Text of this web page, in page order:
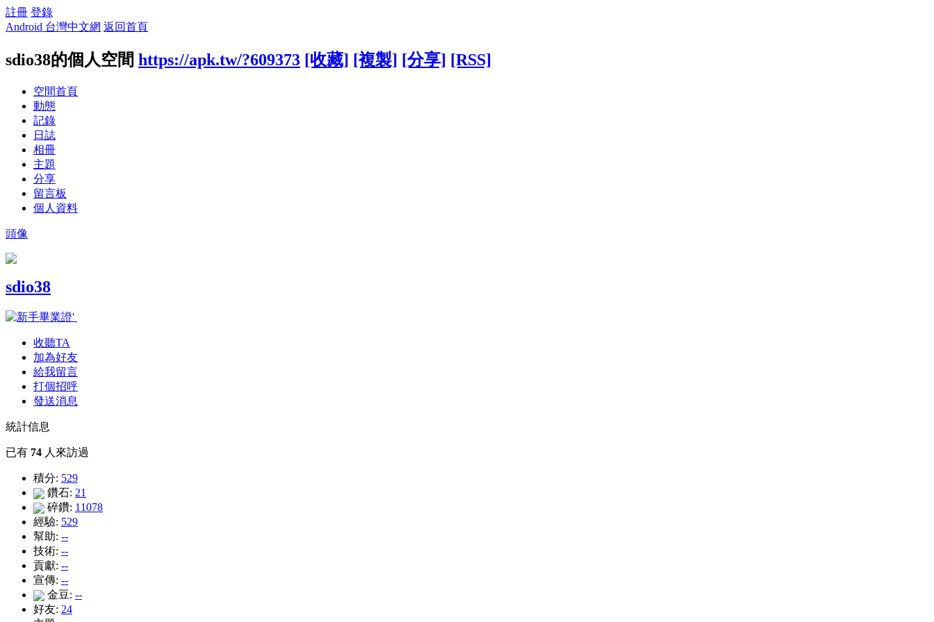
註冊 登錄
Android 台灣中文網 返回首頁
sdio38的個人空間 https://apk.tw/?609373 [收藏] [複製] [分享] [RSS]
空間首頁
動態
記錄
日誌
相冊
主題
分享
留言板
個人資料
頭像
sdio38
收聽TA
加為好友
給我留言
打個招呼
發送消息
統計信息
已有 74 人來訪過
積分: 529
鑽石: 21
碎鑽: 11078
經驗: 529
幫助: --
技術: --
貢獻: --
宣傳: --
金豆: --
好友: 24